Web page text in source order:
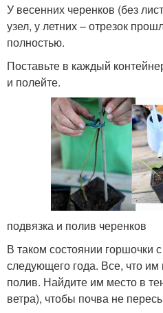
У весенних черенков (без
узел, у летних – отрезок
полностью.
Поставьте в каждый
и полейте.
подвязка и полив черенков
В таком состоянии горшочки
следующего года. Все, что
полив. Найдите им место в
ветра), чтобы почва не